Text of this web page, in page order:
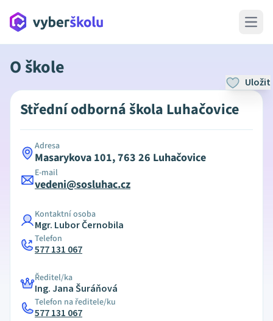
Open
O škole
Uložit
Střední odborná škola Luhačovice
Adresa
Masarykova 101, 763 26 Luhačovice
E-mail
vedeni@sosluhac.cz
Kontaktní osoba
Mgr. Lubor Černobila
Telefon
577 131 067
Ředitel/ka
Ing. Jana Šuráňová
Telefon na ředitele/ku
577 131 067